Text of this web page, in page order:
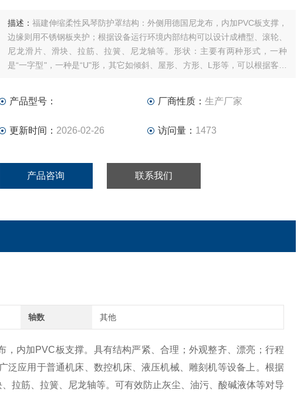
描述： 福建伸缩柔性风琴防护罩结构：外侧用德国尼龙布，内加PVC板支撑，
边缘则用不锈钢板夹护；根据设备运行环境内部结构可以设计成槽型、滚轮、
尼龙滑片、滑块、拉筋、拉簧、尼龙轴等。形状：主要有两种形式，一种
是“一字型"，一种是“U"形，其它如倾斜、屋形、方形、L形等，可以根据客户
产品型号： 厂商性质： 生产厂家
更新时间： 2026-02-26 访问量： 1473
产品咨询 联系我们
轴数 其他
，内加PVC板支撑。具有结构严紧、合理；外观整齐、漂亮；行程
泛应用于普通机床、数控机床、液压机械、雕刻机等设备上。根据
拉筋、拉簧、尼龙轴等。可有效防止灰尘、油污、酸碱液体等对导